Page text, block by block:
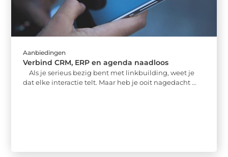
Aanbiedingen
Verbind CRM, ERP en agenda naadloos
Als je serieus bezig bent met linkbuilding, weet je
dat elke interactie telt. Maar heb je ooit nagedacht ...